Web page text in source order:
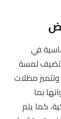
في
تضيف لمسة
وتتميز مظلات
بما
كما يتم